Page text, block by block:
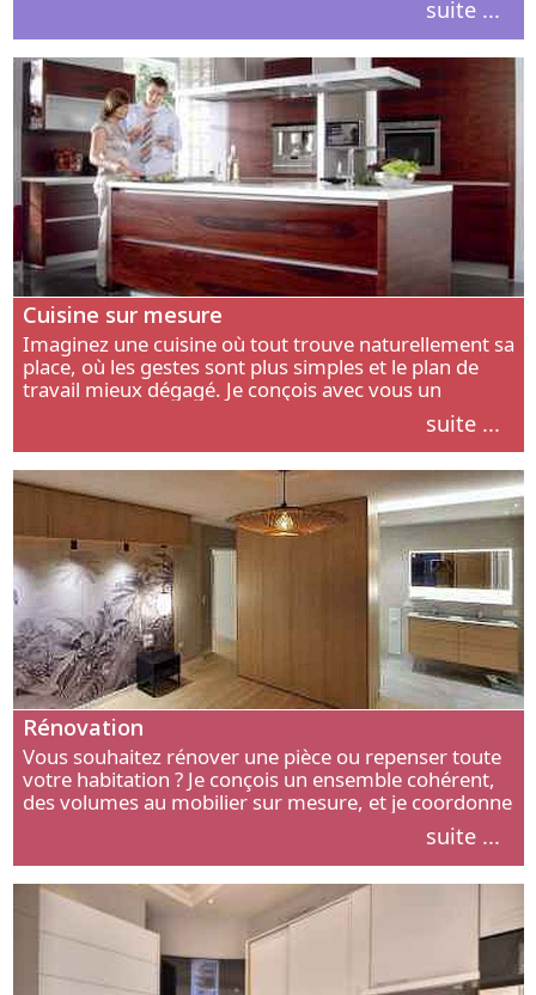
suite ...
Cuisine sur mesure
Imaginez une cuisine où tout trouve naturellement sa
place, où les gestes sont plus simples et le plan de
travail mieux dégagé. Je conçois avec vous un
aménagement adapté à votre manière de cuisiner, de
suite ...
Rénovation
Vous souhaitez rénover une pièce ou repenser toute
votre habitation ? Je conçois un ensemble cohérent,
des volumes au mobilier sur mesure, et je coordonne
suite ...